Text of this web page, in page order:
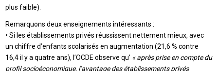
plus faible).
Remarquons deux enseignements intéressants :
• Si les établissements privés réussissent nettement mieux, avec
un chiffre d’enfants scolarisés en augmentation (21,6 % contre
16,4 il y a quatre ans), l’OCDE observe qu’ « après prise en compte du
profil socioéconomique, l’avantage des établissements privés